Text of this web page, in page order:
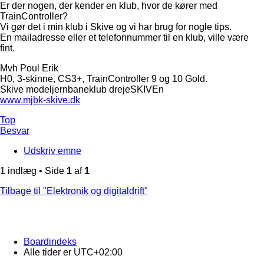
Er der nogen, der kender en klub, hvor de kører med
TrainController?
Vi gør det i min klub i Skive og vi har brug for nogle tips.
En mailadresse eller et telefonnummer til en klub, ville være
fint.
Mvh Poul Erik
H0, 3-skinne, CS3+, TrainController 9 og 10 Gold.
Skive modeljernbaneklub drejeSKIVEn
www.mjbk-skive.dk
Top
Besvar
Udskriv emne
1 indlæg • Side 1 af 1
Tilbage til "Elektronik og digitaldrift"
Boardindeks
Alle tider er UTC+02:00